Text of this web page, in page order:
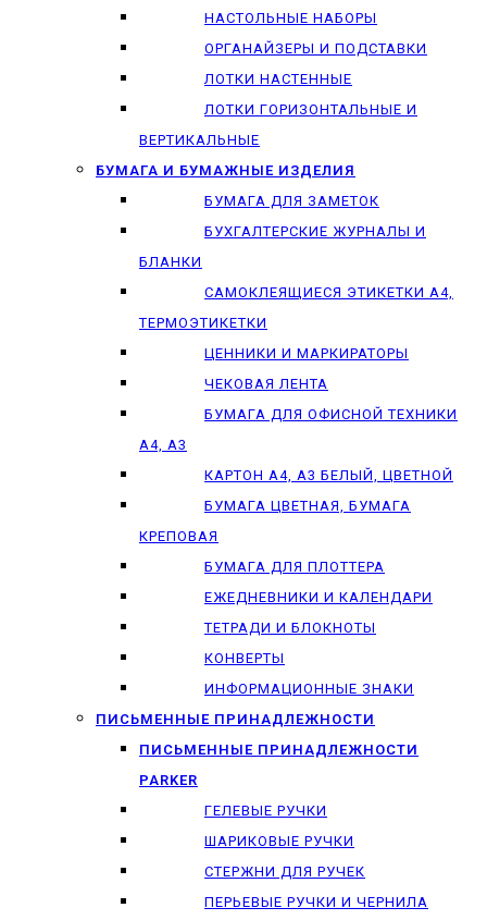
НАСТОЛЬНЫЕ НАБОРЫ
ОРГАНАЙЗЕРЫ И ПОДСТАВКИ
ЛОТКИ НАСТЕННЫЕ
ЛОТКИ ГОРИЗОНТАЛЬНЫЕ И
ВЕРТИКАЛЬНЫЕ
БУМАГА И БУМАЖНЫЕ ИЗДЕЛИЯ
БУМАГА ДЛЯ ЗАМЕТОК
БУХГАЛТЕРСКИЕ ЖУРНАЛЫ И
БЛАНКИ
САМОКЛЕЯЩИЕСЯ ЭТИКЕТКИ А4,
ТЕРМОЭТИКЕТКИ
ЦЕННИКИ И МАРКИРАТОРЫ
ЧЕКОВАЯ ЛЕНТА
БУМАГА ДЛЯ ОФИСНОЙ ТЕХНИКИ
А4, А3
КАРТОН А4, А3 БЕЛЫЙ, ЦВЕТНОЙ
БУМАГА ЦВЕТНАЯ, БУМАГА
КРЕПОВАЯ
БУМАГА ДЛЯ ПЛОТТЕРА
ЕЖЕДНЕВНИКИ И КАЛЕНДАРИ
ТЕТРАДИ И БЛОКНОТЫ
КОНВЕРТЫ
ИНФОРМАЦИОННЫЕ ЗНАКИ
ПИСЬМЕННЫЕ ПРИНАДЛЕЖНОСТИ
ПИСЬМЕННЫЕ ПРИНАДЛЕЖНОСТИ
PARKER
ГЕЛЕВЫЕ РУЧКИ
ШАРИКОВЫЕ РУЧКИ
СТЕРЖНИ ДЛЯ РУЧЕК
ПЕРЬЕВЫЕ РУЧКИ И ЧЕРНИЛА